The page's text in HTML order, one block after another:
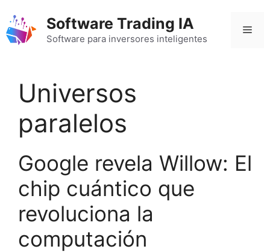
contenido
Software Trading IA
Software para inversores inteligentes
Universos
paralelos
Google revela Willow: El
chip cuántico que
revoluciona la
computación